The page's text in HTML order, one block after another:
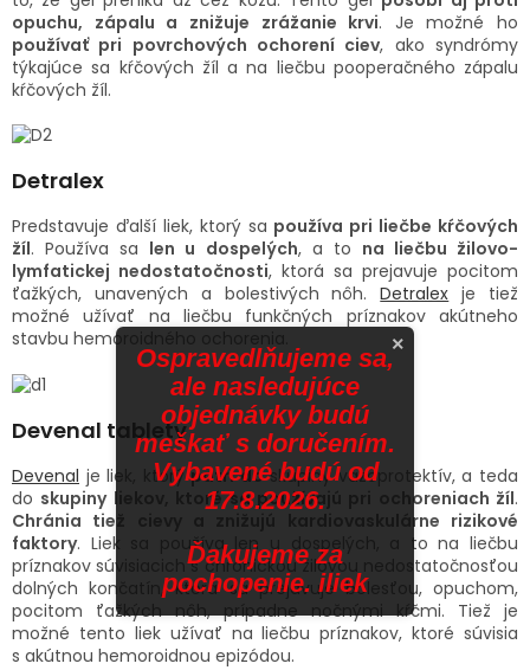
opuchu, zápalu a znižuje zrážanie krvi. Je možné ho
používať pri povrchových ochorení ciev, ako syndrómy
týkajúce sa kŕčových žíl a na liečbu pooperačného zápalu
kŕčových žíl.
Detralex
Predstavuje ďalší liek, ktorý sa používa pri liečbe kŕčových
žíl. Používa sa len u dospelých, a to na liečbu žilovo-
lymfatickej nedostatočnosti, ktorá sa prejavuje pocitom
ťažkých, unavených a bolestivých nôh.Detralex je tiež
možné užívať na liečbu funkčných príznakov akútneho
stavbu hemoroidného ochorenia.
Devenal tablety
Devenal je liek, ktorýpatrí doskupiny vazoprotektív, a teda
do skupiny liekov, ktoré sa používajú pri ochoreniach žíl.
Chránia tiež cievy a znižujú kardiovaskulárne rizikové
faktory. Liek sa používa len u dospelých, a to na liečbu
príznakov súvisiacich s chronickou žilovou nedostatočnosťou
dolných končatín, ktorá sa prejavuje bolesťou, opuchom,
pocitom ťažkých nôh, prípadne nočnými kŕčmi. Tiež je
možné tento liek užívať na liečbu príznakov, ktoré súvisia
s akútnou hemoroidnou epizódou.
×
Ospravedlňujeme sa,
ale nasledujúce
objednávky budú
meškať s doručením.
Vybavené budú od
17.8.2026.
Ďakujeme za
pochopenie. iliek